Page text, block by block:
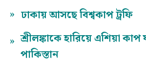
» ঢাকায় আসছে বিশ্বকাপ ট্রফি
» শ্রীলঙ্কাকে হারিয়ে এশিয়া
পাকিস্তান